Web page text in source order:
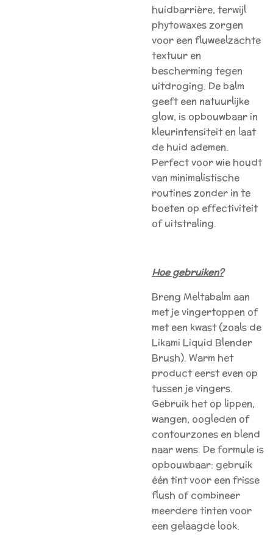
huidbarrière, terwijl
phytowaxes zorgen
voor een fluweelzachte
textuur en
bescherming tegen
uitdroging. De balm
geeft een natuurlijke
glow, is opbouwbaar in
kleurintensiteit en laat
de huid ademen.
Perfect voor wie houdt
van minimalistische
routines zonder in te
boeten op effectiviteit
of uitstraling.
Hoe gebruiken?
Breng Meltabalm aan
met je vingertoppen of
met een kwast (zoals de
Likami Liquid Blender
Brush). Warm het
product eerst even op
tussen je vingers.
Gebruik het op lippen,
wangen, oogleden of
contourzones en blend
naar wens. De formule is
opbouwbaar: gebruik
één tint voor een frisse
flush of combineer
meerdere tinten voor
een gelaagde look.